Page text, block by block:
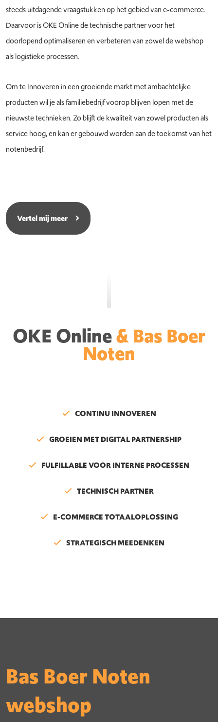
steeds uitdagende vraagstukken op het gebied van e-commerce.
Daarvoor is OKE Online de technische partner voor het
doorlopend optimaliseren en verbeteren van zowel de webshop
als logistieke processen.
Om te Innoveren in een groeiende markt met ambachtelijke
producten wil je als familiebedrijf voorop blijven lopen met de
nieuwste technieken. Zo blijft de kwaliteit van zowel producten als
service hoog, en kan er gebouwd worden aan de toekomst van het
notenbedrijf.
Vertel mij meer
OKE Online& Bas Boer
Noten
CONTINU INNOVEREN
GROEIEN MET DIGITAL PARTNERSHIP
FULFILLABLE VOOR INTERNE PROCESSEN
TECHNISCH PARTNER
E-COMMERCE TOTAALOPLOSSING
STRATEGISCH MEEDENKEN
Bas Boer Noten
webshop